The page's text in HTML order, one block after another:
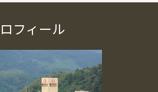
フィール